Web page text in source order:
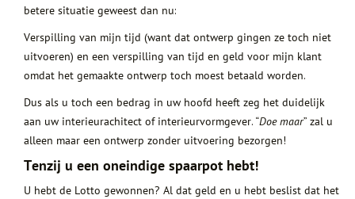
betere situatie geweest dan nu:
Verspilling van mijn tijd (want dat ontwerp gingen ze toch niet
uitvoeren) en een verspilling van tijd en geld voor mijn klant
omdat het gemaakte ontwerp toch moest betaald worden.
Dus als u toch een bedrag in uw hoofd heeft zeg het duidelijk
aan uw interieurachitect of interieurvormgever. “Doe maar” zal u
alleen maar een ontwerp zonder uitvoering bezorgen!
Tenzij u een oneindige spaarpot hebt!
U hebt de Lotto gewonnen? Al dat geld en u hebt beslist dat het